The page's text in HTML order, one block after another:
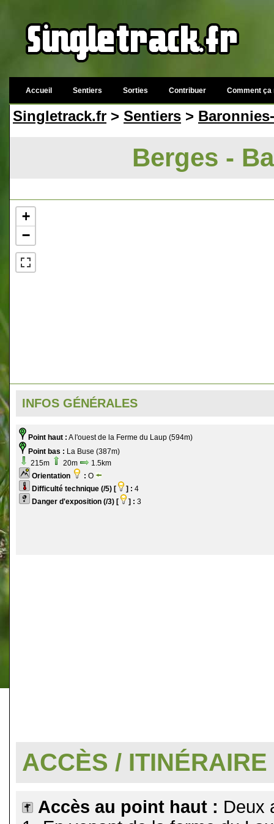
Accueil Sentiers Sorties Contribuer Comment ça
Singletrack.fr > Sentiers >
Berges -
+
−
INFOS GÉNÉRALES
Point haut : A l'ouest de la Ferme du Laup (594m)
Point bas : La Buse (387m)
215m
20m
1.5km
Orientation
: O
Difficulté technique (/5) [
] : 4
Danger d'exposition (/3) [
] : 3
ACCÈS / ITINÉRAIRE
Accès au point haut : Deux